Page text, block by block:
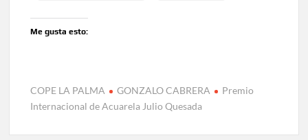
Me gusta esto:
COPE LA PALMA GONZALO CABRERA
Premio
Internacional de Acuarela Julio Quesada